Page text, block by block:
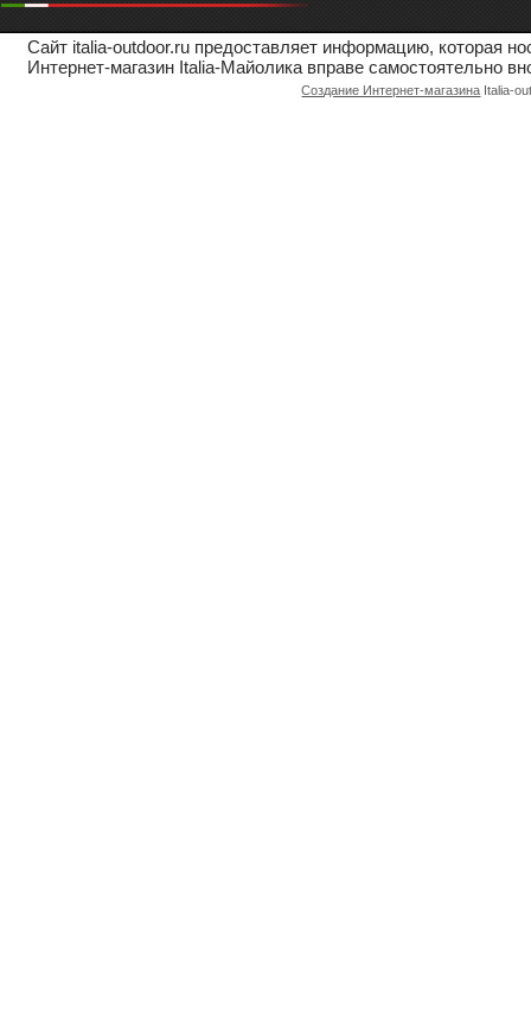
Сайт italia-outdoor.ru предоставляет информацию, которая
Интернет-магазин Italia-Майолика вправе самостоятельно
Создание Интернет-магазина Italia-